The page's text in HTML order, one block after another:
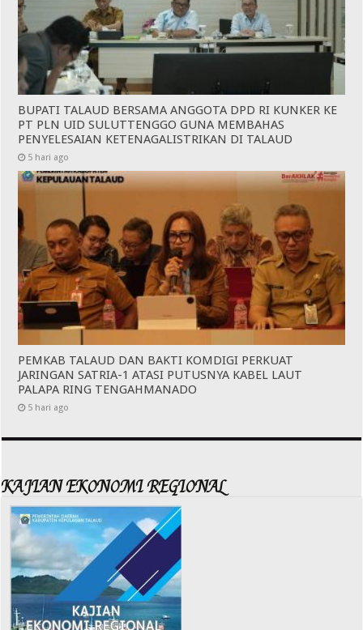
BUPATI TALAUD BERSAMA ANGGOTA DPD RI KUNKER KE
PT PLN UID SULUTTENGGO GUNA MEMBAHAS
PENYELESAIAN KETENAGALISTRIKAN DI TALAUD
5 hari ago
PEMKAB TALAUD DAN BAKTI KOMDIGI PERKUAT
JARINGAN SATRIA-1 ATASI PUTUSNYA KABEL LAUT
PALAPA RING TENGAHMANADO
5 hari ago
KAJIAN EKONOMI REGIONAL